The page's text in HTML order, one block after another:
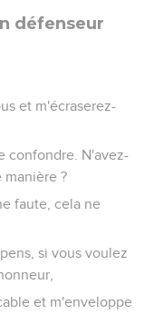
défenseur
et m'écraserez-
confondre. N'avez-
manière ?
faute, cela ne
si vous voulez
et m'enveloppe